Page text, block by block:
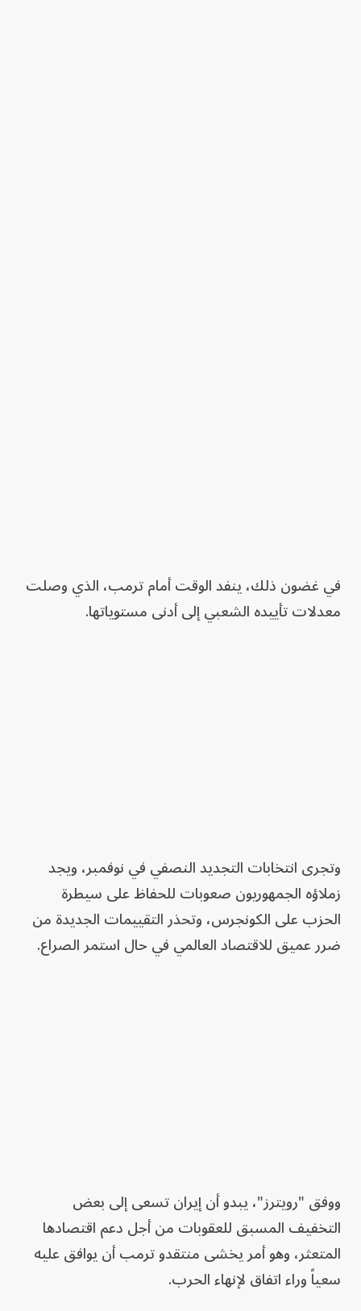
في غضون ذلك، ينفد الوقت أمام ترمب، الذي وصلت
معدلات تأييده الشعبي إلى أدنى مستوياتها.
وتجرى انتخابات التجديد النصفي في نوفمبر، ويجد
زملاؤه الجمهوريون صعوبات للحفاظ على سيطرة
الحزب على الكونجرس، وتحذر التقييمات الجديدة من
ضرر عميق للاقتصاد العالمي في حال استمر الصراع.
ووفق "رويترز"، يبدو أن إيران تسعى إلى بعض
التخفيف المسبق للعقوبات من أجل دعم اقتصادها
المتعثر، وهو أمر يخشى منتقدو ترمب أن يوافق عليه
سعياً وراء اتفاق لإنهاء الحرب.